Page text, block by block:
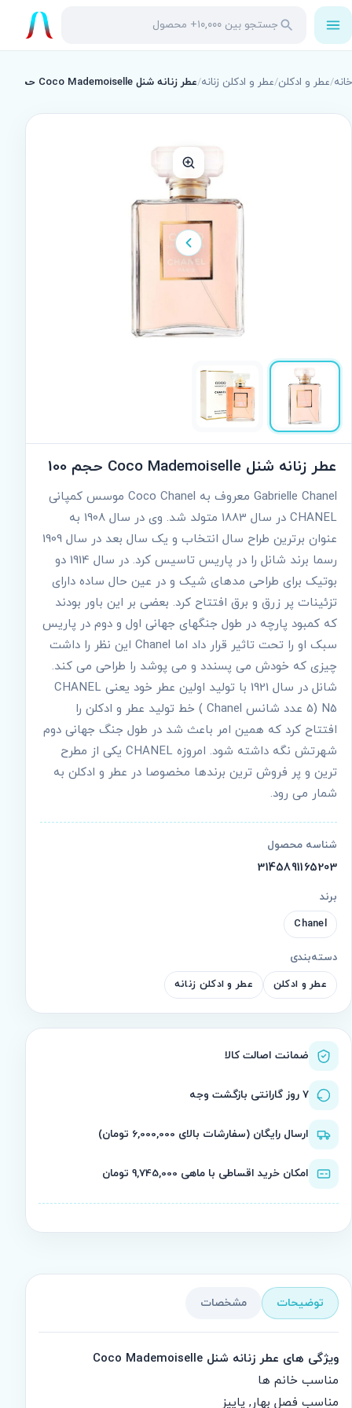
باز
کردن
منو
جستجو
در
محصولات
جستجو
خانه/عطر و ادکلن/عطر و ادکلن زنانه/عطر زنانه شنل Coco Mademoiselle حجم 100
عطر زنانه شنل Coco Mademoiselle حجم 100
Gabrielle Chanel معروف به Coco Chanel موسس کمپانی
CHANEL در سال 1883 متولد شد. وی در سال 1908 به
عنوان برترین طراح سال انتخاب و یک سال بعد در سال 1909
رسما برند شانل را در پاریس تاسیس کرد. در سال 1914 دو
بوتیک برای طراحی مدهای شیک و در عین حال ساده دارای
تزئینات پر زرق و برق افتتاح کرد. بعضی بر این باور بودند
که کمبود پارچه در طول جنگهای جهانی اول و دوم در پاریس
سبک او را تحت تاثیر قرار داد اما Chanel این نظر را داشت
چیزی که خودش می پسندد و می پوشد را طراحی می کند.
شانل در سال 1921 با تولید اولین عطر خود یعنی CHANEL
N5 (5 عدد شانس Chanel ) خط تولید عطر و ادکلن را
افتتاح کرد که همین امر باعث شد در طول جنگ جهانی دوم
شهرتش نگه داشته شود. امروزه CHANEL یکی از مطرح
ترین و پر فروش ترین برندها مخصوصا در عطر و ادکلن به
شمار می رود.
شناسه محصول
3145891165203
برند
Chanel
دسته‌بندی
عطر و ادکلن عطر و ادکلن زنانه
ضمانت اصالت کالا
۷ روز گارانتی بازگشت وجه
ارسال رایگان (سفارشات بالای 6,000,000 تومان)
امکان خرید اقساطی با ماهی 9,745,000 تومان
توضیحات مشخصات
ویژگی های عطر زنانه شنل Coco Mademoiselle
مناسب خانم ها
مناسب فصل بهار, پاییز